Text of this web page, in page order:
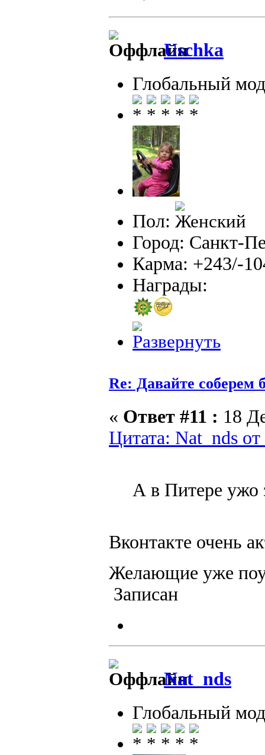
Uschka
Глобальный
Пол:
Город: Санкт-
Карма: +243/-
Награды:
Re: Давайте
« Ответ #11 : 18
Цитата: Nat_nds
А в Питере ужо
Вконтакте очень
Желающие уже
Записан
Nat_nds
Глобальный